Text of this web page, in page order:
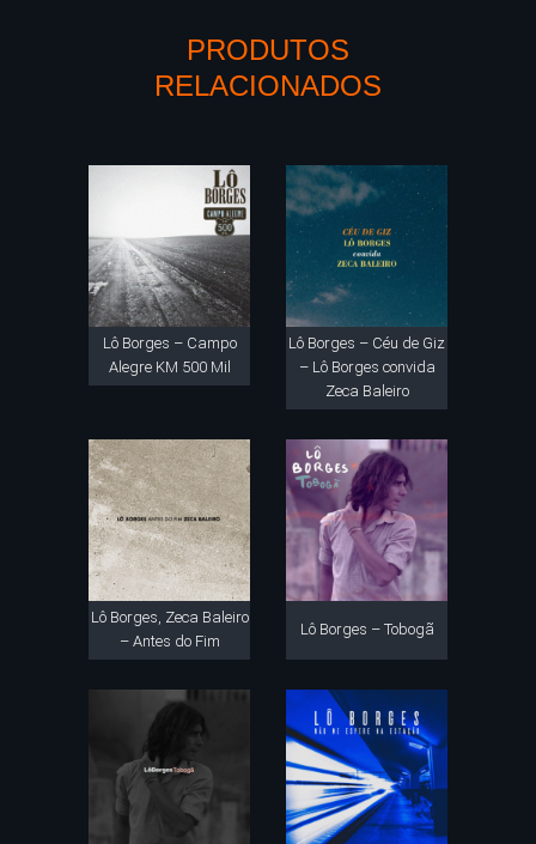
PRODUTOS
RELACIONADOS
Lô Borges – Campo
Alegre KM 500 Mil
Lô Borges – Céu de Giz
– Lô Borges convida
Zeca Baleiro
Lô Borges, Zeca Baleiro
– Antes do Fim
Lô Borges – Tobogã